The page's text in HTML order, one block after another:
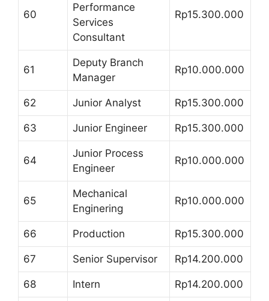
60
Performance
Services
Consultant
Rp15.300.000
61
Deputy Branch
Manager
Rp10.000.000
62 Junior Analyst Rp15.300.000
63 Junior Engineer Rp15.300.000
64
Junior Process
Engineer
Rp10.000.000
65
Mechanical
Enginering
Rp10.000.000
66 Production Rp15.300.000
67 Senior Supervisor Rp14.200.000
68 Intern Rp14.200.000